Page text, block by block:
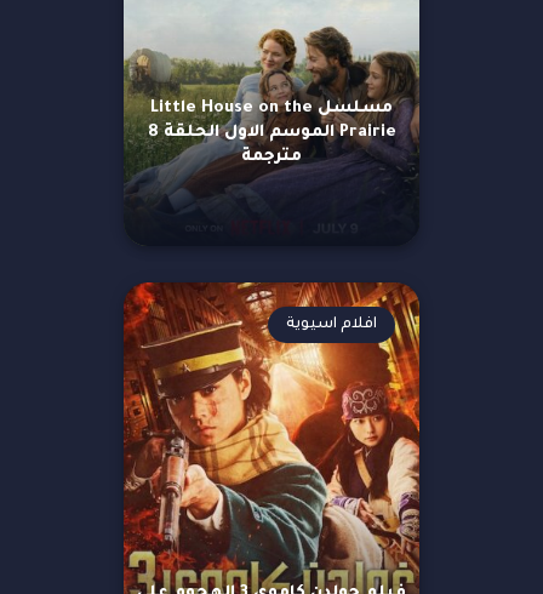
مسلسل Little House on the
Prairie الموسم الاول الحلقة 8
مترجمة
افلام اسيوية